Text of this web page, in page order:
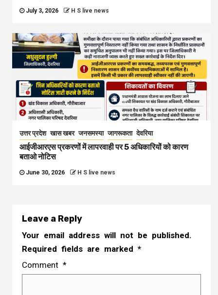
July 3, 2026 H S live news
उत्तर प्रदेश खास खबर जनसमस्या जागरूकता देवरिया
आईजीआरएस प्रकरणों में लापरवाही पर 5 अधिकारियों को कारण
बताओ नोटिस
June 30, 2026 H S live news
Leave a Reply
Your email address will not be published.
Required fields are marked *
Comment *